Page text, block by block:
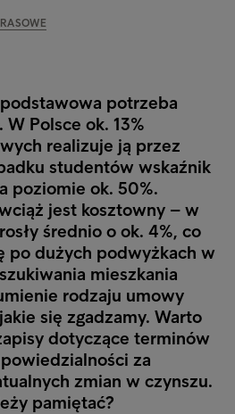
potrzeba
Polsce ok. 13%
realizuje ją przez
studentów wskaźnik
poziomie ok. 50%.
jest kosztowny – w
średnio o ok. 4%, co
po dużych podwyżkach w
mieszkania
rodzaju umowy
się zgadzamy. Warto
dotyczące terminów
za
zmian w czynszu.
pamiętać?